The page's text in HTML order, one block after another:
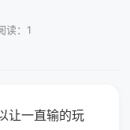
读：1
让一直输的玩